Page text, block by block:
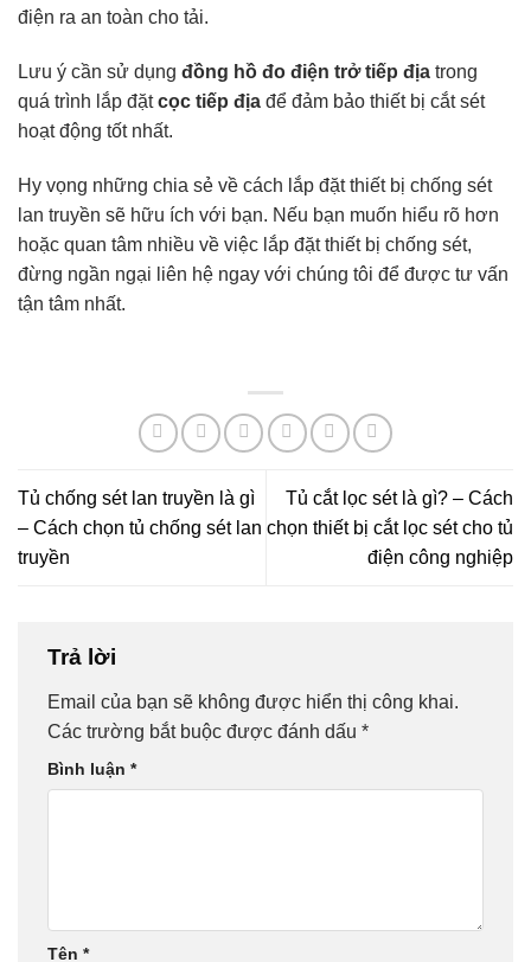
điện ra an toàn cho tải.
Lưu ý cần sử dụng đồng hồ đo điện trở tiếp địa trong
quá trình lắp đặtcọc tiếp địa để đảm bảo thiết bị cắt sét
hoạt động tốt nhất.
Hy vọng những chia sẻ về cách lắp đặt thiết bị chống sét
lan truyền sẽ hữu ích với bạn. Nếu bạn muốn hiểu rõ hơn
hoặc quan tâm nhiều về việc lắp đặt thiết bị chống sét,
đừng ngần ngại liên hệ ngay với chúng tôi để được tư vấn
tận tâm nhất.
Tủ chống sét lan truyền là gì
– Cách chọn tủ chống sét lan
truyền
Tủ cắt lọc sét là gì? – Cách
chọn thiết bị cắt lọc sét cho tủ
điện công nghiệp
Trả lời
Email của bạn sẽ không được hiển thị công khai.
Các trường bắt buộc được đánh dấu *
Bình luận *
Tên *